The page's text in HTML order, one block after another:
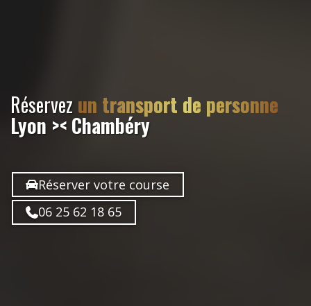
Réservez un transport de personne
Lyon >< Chambéry
Réserver votre course
06 25 62 18 65